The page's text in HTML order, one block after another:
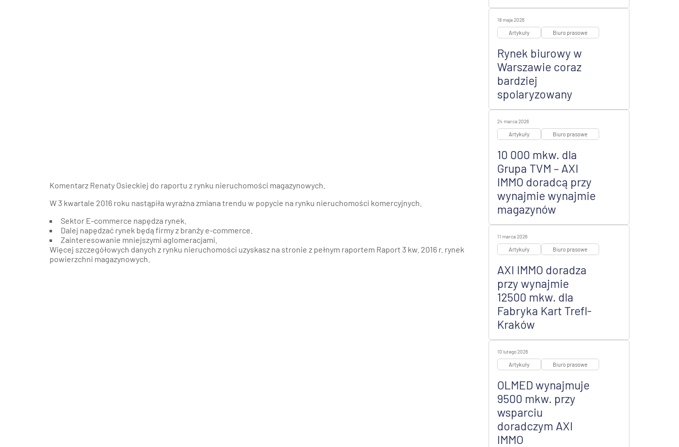
Komentarz Renaty Osieckiej do raportu z rynku nieruchomości magazynowych.
W 3 kwartale 2016 roku nastąpiła wyraźna zmiana trendu w popycie na rynku nieruchomości komercyjnych.
Sektor E-commerce napędza rynek.
Dalej napędzać rynek będą firmy z branży e-commerce.
Zainteresowanie mniejszymi aglomeracjami.
Więcej szczegółowych danych z rynku nieruchomości uzyskasz na stronie z pełnym raportem Raport 3 kw. 2016 r. rynek
powierzchni magazynowych.
18 maja 2026
Artykuły Biuro prasowe
Rynek biurowy w
Warszawie coraz
bardziej
spolaryzowany
24 marca 2026
Artykuły Biuro prasowe
10 000 mkw. dla
Grupa TVM – AXI
IMMO doradcą przy
wynajmie wynajmie
magazynów
11 marca 2026
Artykuły Biuro prasowe
AXI IMMO doradza
przy wynajmie
12500 mkw. dla
Fabryka Kart Trefl-
Kraków
10 lutego 2026
Artykuły Biuro prasowe
OLMED wynajmuje
9500 mkw. przy
wsparciu
doradczym AXI
IMMO